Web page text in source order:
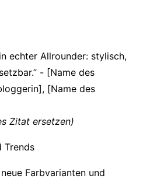
echter Allrounder: stylisch,
- [Name des
[Name des
Zitat ersetzen)
Trends
Farbvarianten und